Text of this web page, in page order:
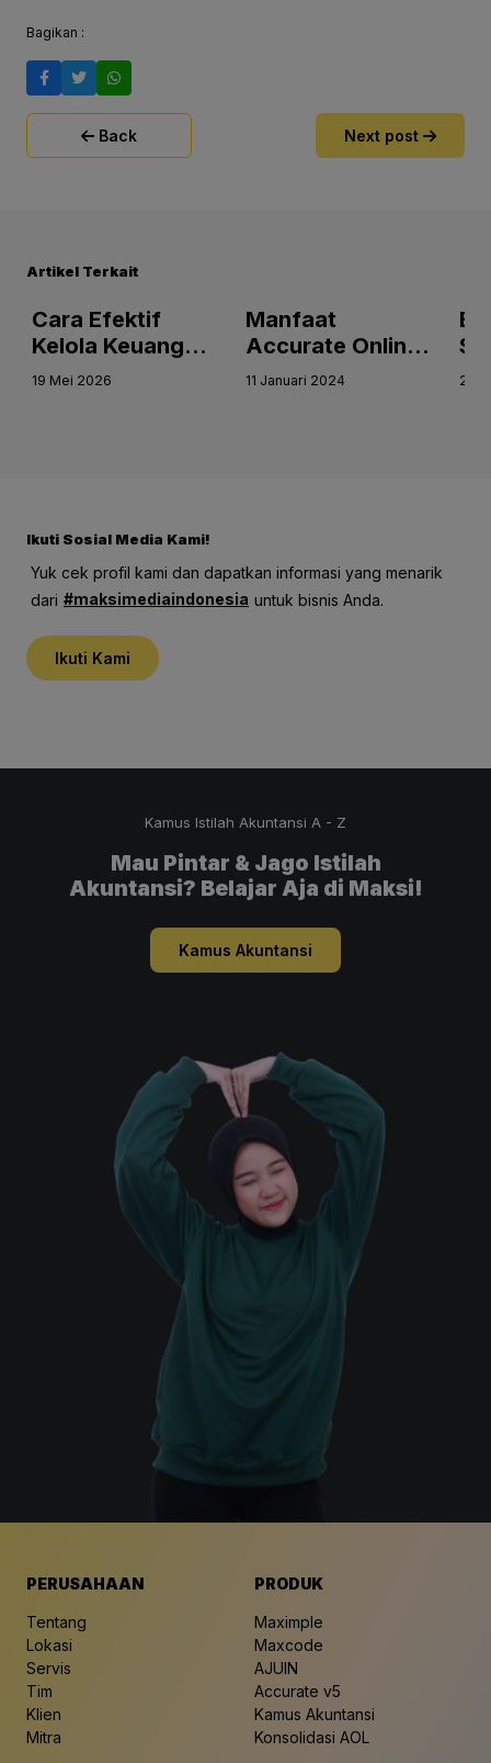
Bagikan :
Back Next post
Artikel Terkait
Cara Efektif
Kelola Keuangan
Bisnis
19 Mei 2026
Manfaat
Accurate Online
untuk Pemilik
11 Januari 2024 27
Ikuti Sosial Media Kami!
Yuk cek profil kami dan dapatkan informasi yang menarik
dari #maksimediaindonesia untuk bisnis Anda.
Ikuti Kami
Kamus Istilah Akuntansi A - Z
Mau Pintar & Jago Istilah
Akuntansi? Belajar Aja di Maksi!
Kamus Akuntansi
PERUSAHAAN
Tentang
Lokasi
Servis
Tim
Klien
Mitra
PRODUK
Maximple
Maxcode
AJUIN
Accurate v5
Kamus Akuntansi
Konsolidasi AOL